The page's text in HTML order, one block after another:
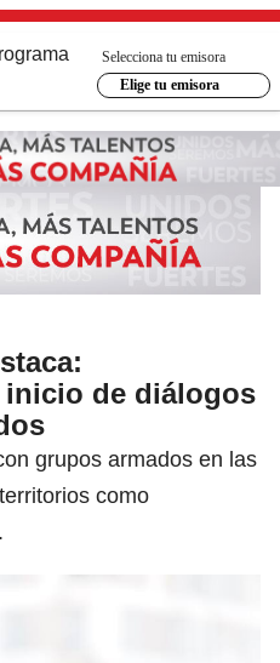
Selecciona tu emisora
Elige tu emisora
de diálogos
grupos armados en las
como